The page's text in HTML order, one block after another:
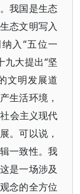
我国是生态
态文明写入
入“五位一
九大提出“坚
文明发展道
生活环境，
会主义现代
。可以说，
一致性。我
是一场涉及
念的全方位